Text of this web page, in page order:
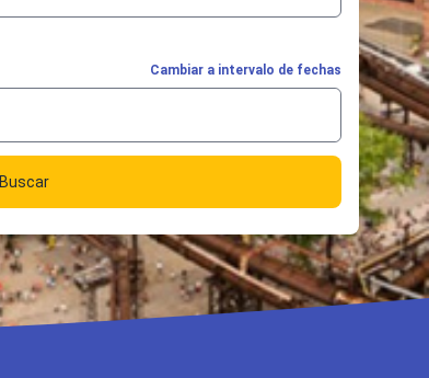
Cambiar a intervalo de fechas
Buscar